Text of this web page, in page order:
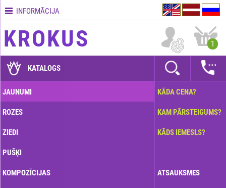
Kontakti
Piegādes
GARANTIJAS
Kā
apmaksāt?
Kā
pasūtījumu?
INFORMĀCIJA
KROKUS 1
KATALOGS
JAUNUMI
ROZES
ZIEDI
PUŠĶI
KOMPOZĪCIJAS
KĀDA CENA?
KAM PĀRSTEIGUMS?
KĀDS IEMESLS?
ATSAUKSMES